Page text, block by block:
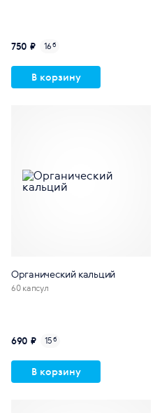
750 ₽ 16б
В корзину
Органический кальций
60 капсул
690 ₽ 15б
В корзину